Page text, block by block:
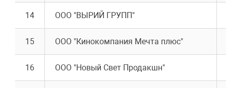
14 ООО "ВЫРИЙ ГРУПП"
15 ООО "Кинокомпания Мечта плюс"
16 ООО "Новый Свет Продакшн"